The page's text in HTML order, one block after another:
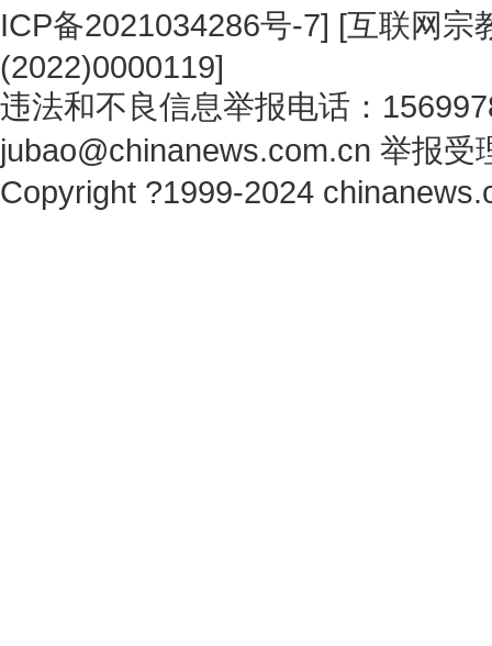
ICP备2021034286号-7] [互联网宗
(2022)0000119]
违法和不良信息举报电话：
jubao@chinanews.com.cn 举报受
Copyright ?1999-2024